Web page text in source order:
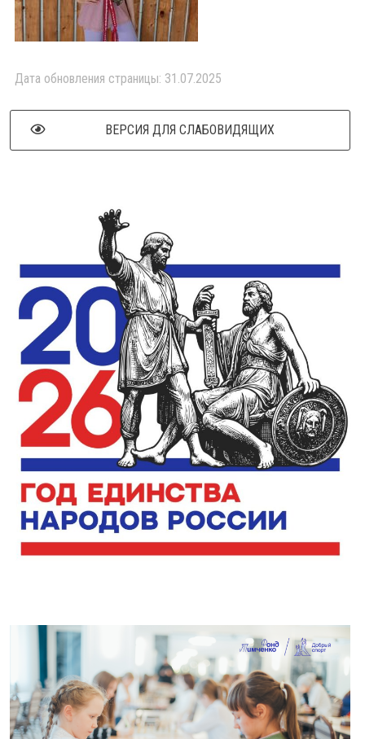
Дата обновления страницы: 31.07.2025
ВЕРСИЯ ДЛЯ СЛАБОВИДЯЩИХ